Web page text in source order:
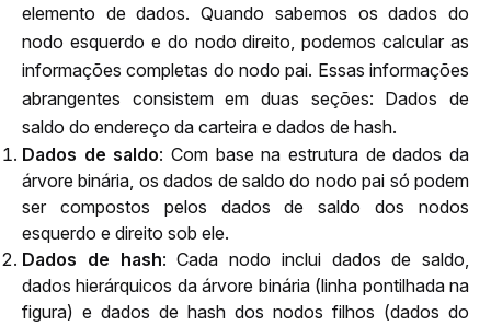
elemento de dados. Quando sabemos os dados do
nodo esquerdo e do nodo direito, podemos calcular as
informações completas do nodo pai. Essas informações
abrangentes consistem em duas seções: Dados de
saldo do endereço da carteira e dados de hash.
Dados de saldo: Com base na estrutura de dados da
árvore binária, os dados de saldo do nodo pai só podem
ser compostos pelos dados de saldo dos nodos
esquerdo e direito sob ele.
Dados de hash: Cada nodo inclui dados de saldo,
dados hierárquicos da árvore binária (linha pontilhada na
figura) e dados de hash dos nodos filhos (dados do